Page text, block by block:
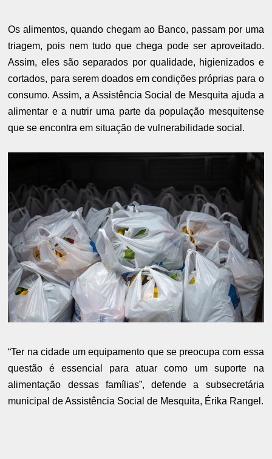
Os alimentos, quando chegam ao Banco, passam por uma
triagem, pois nem tudo que chega pode ser aproveitado.
Assim, eles são separados por qualidade, higienizados e
cortados, para serem doados em condições próprias para o
consumo. Assim, a Assistência Social de Mesquita ajuda a
alimentar e a nutrir uma parte da população mesquitense
que se encontra em situação de vulnerabilidade social.
“Ter na cidade um equipamento que se preocupa com essa
questão é essencial para atuar como um suporte na
alimentação dessas famílias”, defende a subsecretária
municipal de Assistência Social de Mesquita, Érika Rangel.